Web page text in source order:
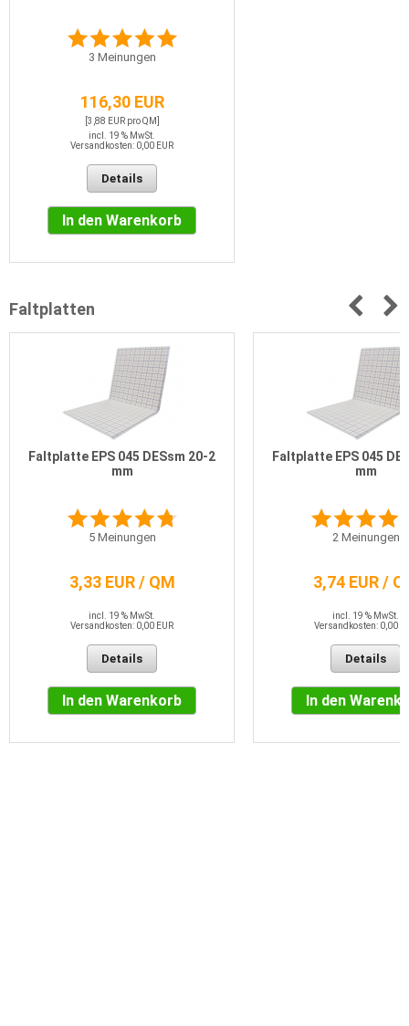
3 Meinungen
116,30 EUR
[3,88 EUR pro QM]
incl. 19 % MwSt.
Versandkosten: 0,00 EUR
Details
In den Warenkorb
Faltplatten
Faltplatte EPS 045 DESsm 20-2
mm
5Meinungen
3,33 EUR / QM
incl. 19 % MwSt.
Versandkosten: 0,00 EUR
Details
In den Warenkorb
Faltplatte EPS 045
mm
2Meinungen
3,74 EUR /
incl. 19 % MwSt.
Versandkosten: 0,00
Details
In den